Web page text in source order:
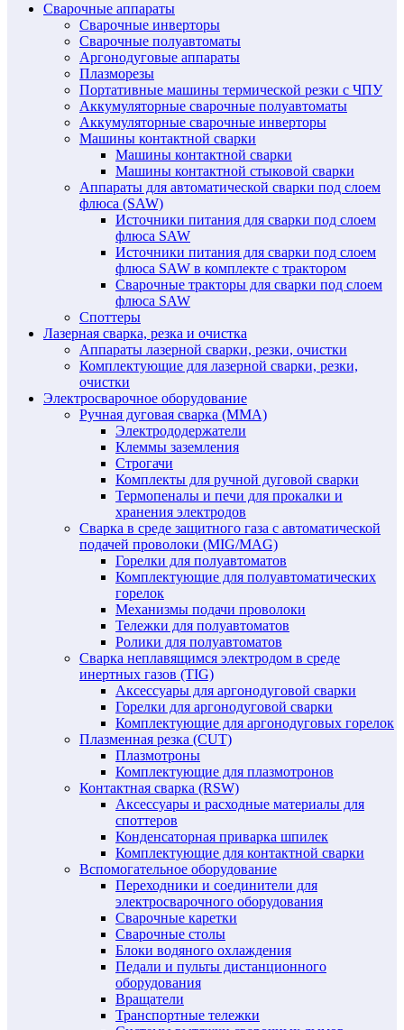
Сварочные аппараты
Сварочные инверторы
Сварочные полуавтоматы
Аргонодуговые аппараты
Плазморезы
Портативные машины термической резки с ЧПУ
Аккумуляторные сварочные полуавтоматы
Аккумуляторные сварочные инверторы
Машины контактной сварки
Машины контактной сварки
Машины контактной стыковой сварки
Аппараты для автоматической сварки под слоем
флюса (SAW)
Источники питания для сварки под слоем
флюса SAW
Источники питания для сварки под слоем
флюса SAW в комплекте с трактором
Сварочные тракторы для сварки под слоем
флюса SAW
Споттеры
Лазерная сварка, резка и очистка
Аппараты лазерной сварки, резки, очистки
Комплектующие для лазерной сварки, резки,
очистки
Электросварочное оборудование
Ручная дуговая сварка (MMA)
Электрододержатели
Клеммы заземления
Строгачи
Комплекты для ручной дуговой сварки
Термопеналы и печи для прокалки и
хранения электродов
Сварка в среде защитного газа с автоматической
подачей проволоки (MIG/MAG)
Горелки для полуавтоматов
Комплектующие для полуавтоматических
горелок
Механизмы подачи проволоки
Тележки для полуавтоматов
Ролики для полуавтоматов
Сварка неплавящимся электродом в среде
инертных газов (TIG)
Аксессуары для аргонодуговой сварки
Горелки для аргонодуговой сварки
Комплектующие для аргонодуговых горелок
Плазменная резка (CUT)
Плазмотроны
Комплектующие для плазмотронов
Контактная сварка (RSW)
Аксессуары и расходные материалы для
споттеров
Конденсаторная приварка шпилек
Комплектующие для контактной сварки
Вспомогательное оборудование
Переходники и соединители для
электросварочного оборудования
Сварочные каретки
Сварочные столы
Блоки водяного охлаждения
Педали и пульты дистанционного
оборудования
Вращатели
Транспортные тележки